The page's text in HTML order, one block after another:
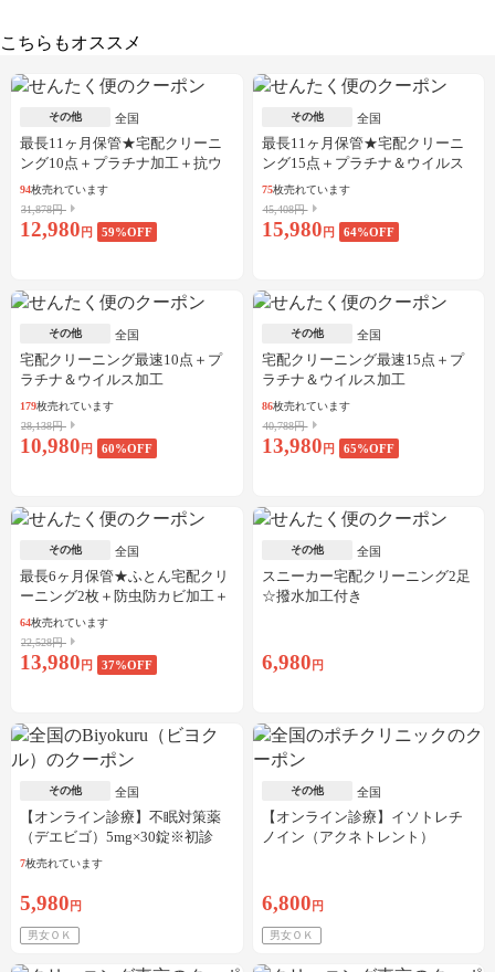
こちらもオススメ
その他 全国
最長11ヶ月保管★宅配クリーニ
ング10点＋プラチナ加工＋抗ウ
イルス加工
94枚売れています
31,878円
12,980 円 59%OFF
その他 全国
最長11ヶ月保管★宅配クリーニ
ング15点＋プラチナ＆ウイルス
加工
75枚売れています
45,408円
15,980 円 64%OFF
その他 全国
宅配クリーニング最速10点＋プ
ラチナ＆ウイルス加工
179枚売れています
28,138円
10,980 円 60%OFF
その他 全国
宅配クリーニング最速15点＋プ
ラチナ＆ウイルス加工
86枚売れています
40,788円
13,980 円 65%OFF
その他 全国
最長6ヶ月保管★ふとん宅配クリ
ーニング2枚＋防虫防カビ加工＋
しみ抜き
64枚売れています
22,528円
13,980 円 37%OFF
その他 全国
スニーカー宅配クリーニング2足
☆撥水加工付き
6,980 円
その他 全国
【オンライン診療】不眠対策薬
（デエビゴ）5mg×30錠※初診
料・送料込
7枚売れています
5,980 円
男女ＯＫ
その他 全国
【オンライン診療】イソトレチ
ノイン（アクネトレント）
6,800 円
男女ＯＫ